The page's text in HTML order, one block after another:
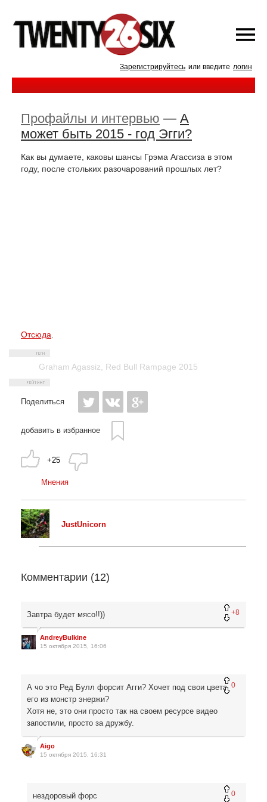
Зарегистрируйтесь или введите логин
Профайлы и интервью — А
может быть 2015 - год Эгги?
Как вы думаете, каковы шансы Грэма Агассиза в этом
году, после стольких разочарований прошлых лет?
Отсюда
Graham Agassiz Red Bull Rampage 2015
Поделиться
добавить в избранное
+25
Мнения
JustUnicorn
Комментарии (12)
+8
Завтра будет мясо!!))
AndreyBulkine
15 октября 2015, 16:06
0
А чо это Ред Булл форсит Агги? Хочет под свои цвета
его из монстр энержи?
Хотя не, это они просто так на своем ресурсе видео
запостили, просто за дружбу.
Aigo
15 октября 2015, 16:31
0
нездоровый форс